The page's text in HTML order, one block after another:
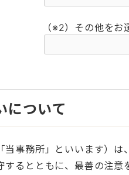
（※2）その他を
について
当事務所」といいます）
するとともに、最善の注